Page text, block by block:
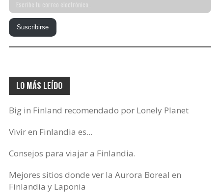
Escribe
tu
correo
electrónico…
Suscribirse
LO MÁS LEÍDO
Big in Finland recomendado por Lonely Planet
Vivir en Finlandia es...
Consejos para viajar a Finlandia.
Mejores sitios donde ver la Aurora Boreal en
Finlandia y Laponia